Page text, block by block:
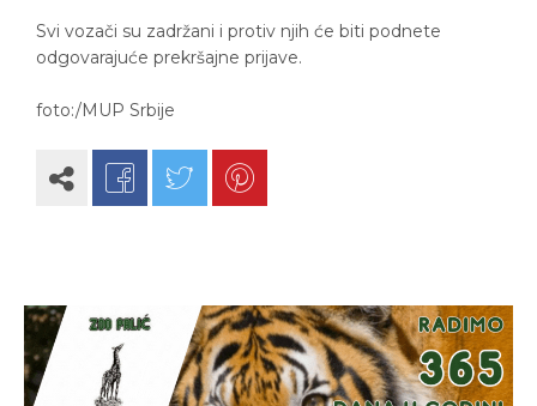
Svi vozači su zadržani i protiv njih će biti podnete
odgovarajuće prekršajne prijave.
foto:/MUP Srbije